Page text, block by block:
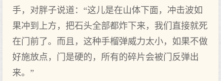
手，对胖子说道：“这儿是在山体下面，冲击波如
果冲到上方，把石头全部都炸下来，我们直接就死
在门前了。而且，这种手榴弹威力太小，如果不做
好施放点，门是硬的，所有的碎片会被门反弹出
来。”